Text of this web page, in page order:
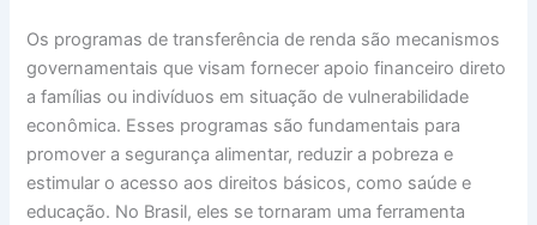
Os programas de transferência de renda são mecanismos
governamentais que visam fornecer apoio financeiro direto
a famílias ou indivíduos em situação de vulnerabilidade
econômica. Esses programas são fundamentais para
promover a segurança alimentar, reduzir a pobreza e
estimular o acesso aos direitos básicos, como saúde e
educação. No Brasil, eles se tornaram uma ferramenta